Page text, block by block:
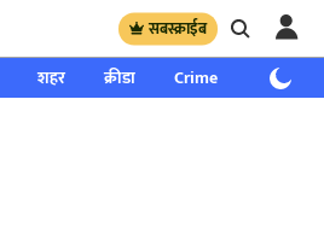
सबस्क्राईब
शहर क्रीडा Crime साप्ताहिक